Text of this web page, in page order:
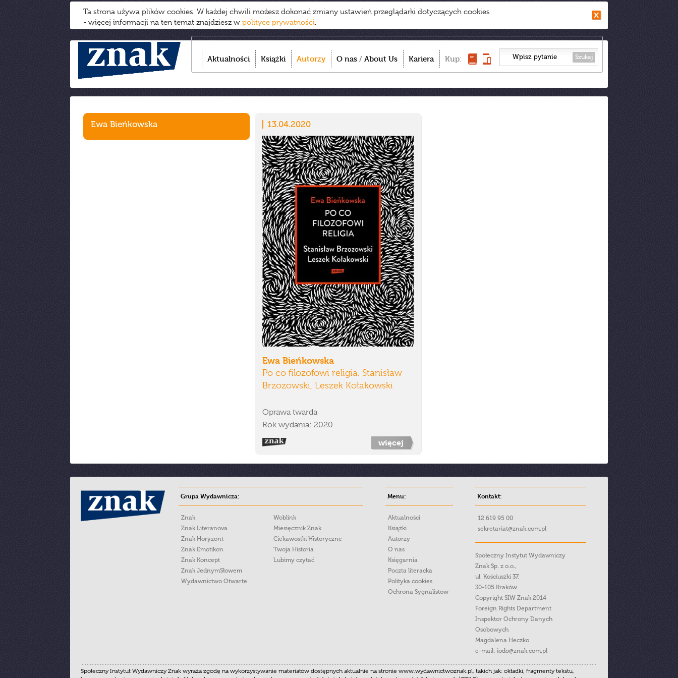
Ta strona używa plików cookies. W każdej chwili możesz dokonać zmiany ustawień przeglądarki dotyczących cookies
- więcej informacji na ten temat znajdziesz w polityce prywatności.
Aktualności Książki Autorzy O nas / About Us Kariera Kup: Szukaj
Ewa Bieńkowska 13.04.2020
Ewa Bieńkowska
Po co filozofowi religia. Stanisław
Brzozowski, Leszek Kołakowski
Oprawa twarda
Rok wydania: 2020
więcej
Grupa Wydawnicza:
Znak
Znak Literanova
Znak Horyzont
Znak Emotikon
Znak Koncept
Znak JednymSłowem
Wydawnictwo Otwarte
Woblink
Miesięcznik Znak
Ciekawostki Historyczne
Twoja Historia
Lubimy czytać
Menu:
Aktualności
Książki
Autorzy
O nas
Księgarnia
Poczta literacka
Polityka cookies
Ochrona Sygnalistow
Kontakt:
12 619 95 00
sekretariat@znak.com.pl
Społeczny Instytut Wydawniczy
Znak Sp. z o.o.,
ul. Kościuszki 37,
30-105 Kraków
Copyright SIW Znak 2014
Foreign Rights Department
Inspektor Ochrony Danych
Osobowych
Magdalena Heczko
e-mail: iodo@znak.com.pl
Społeczny Instytut Wydawniczy Znak wyraża zgodę na wykorzystywanie materiałów dostępnych aktualnie na stronie www.wydawnictwoznak.pl, takich jak: okładki, fragmenty tekstu,